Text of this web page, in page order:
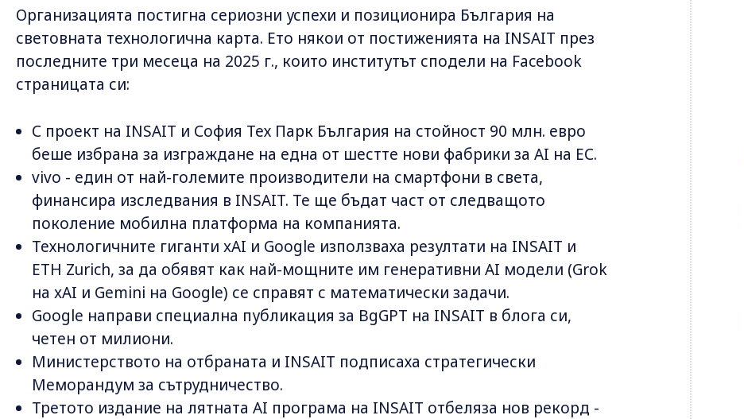
Организацията постигна сериозни успехи и позиционира България на
световната технологична карта. Ето някои от постиженията на INSAIT през
последните три месеца на 2025 г., които институтът сподели на Facebook
страницата си:
С проект на INSAIT и София Тех Парк България на стойност 90 млн. евро
беше избрана за изграждане на една от шестте нови фабрики за AI на ЕС.
vivo - един от най-големите производители на смартфони в света,
финансира изследвания в INSAIT. Te ще бъдат част от следващото
поколение мобилна платформа на компанията.
Технологичните гиганти xAI и Google използваха резултати на INSAIT и
ETH Zurich, за да обявят как най-мощните им генеративни AI модели (Grok
на xAI и Gemini на Google) се справят с математически задачи.
Google направи специална публикация за BgGPT на INSAIT в блога си,
четен от милиони.
Министерството на отбраната и INSAIT подписаха стратегически
Меморандум за сътрудничество.
Третото издание на лятната AI програма на INSAIT отбеляза нов рекорд -